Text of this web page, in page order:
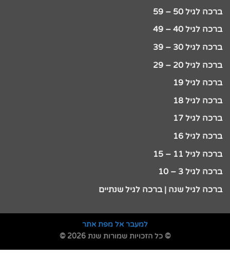
ברכה לגיל 50 – 59
ברכה לגיל 40 – 49
ברכה לגיל 30 – 39
ברכה לגיל 20 – 29
ברכה לגיל 19
ברכה לגיל 18
ברכה לגיל 17
ברכה לגיל 16
ברכה לגיל 11 – 15
ברכה לגיל 3 – 10
ברכה לגיל שנה | ברכה לגיל שנתיים
למעבר אל מפת אתר
© כל הזכויות שמורות שנת 2026 ©